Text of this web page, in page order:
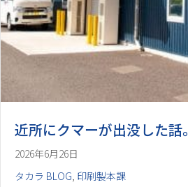
近所にクマーが出没した話。
2026年6月26日
タカラ BLOG, 印刷製本課